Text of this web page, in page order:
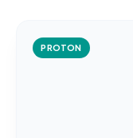
PROTON